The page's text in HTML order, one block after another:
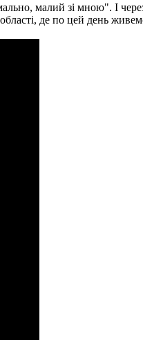
малий зі мною". І
де по цей день